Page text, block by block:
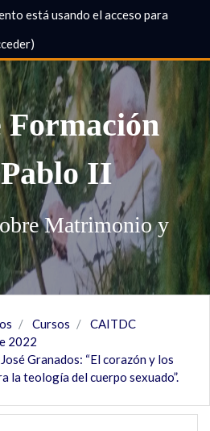
está usando el acceso para
)
Formación
II
Matrimonio y
Cursos
CAITDC
2022
Granados: “El corazón y los
la teología del cuerpo sexuado”.